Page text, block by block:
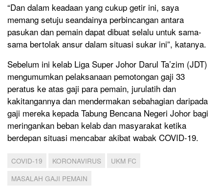
“Dan dalam keadaan yang cukup getir ini, saya
memang setuju seandainya perbincangan antara
pasukan dan pemain dapat dibuat selalu untuk sama-
sama bertolak ansur dalam situasi sukar ini”, katanya.
Sebelum ini kelab Liga Super Johor Darul Ta’zim (JDT)
mengumumkan pelaksanaan pemotongan gaji 33
peratus ke atas gaji para pemain, jurulatih dan
kakitangannya dan mendermakan sebahagian daripada
gaji mereka kepada Tabung Bencana Negeri Johor bagi
meringankan beban kelab dan masyarakat ketika
berdepan situasi mencabar akibat wabak COVID-19.
COVID-19 KORONAVIRUS
UKM FC
MASALAH GAJI PEMAIN